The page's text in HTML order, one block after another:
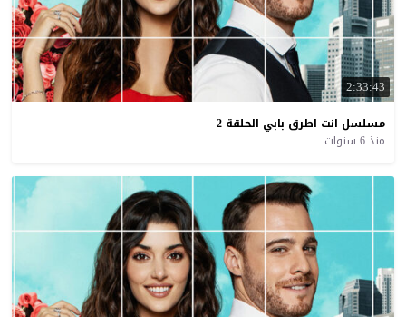
2:33:43
مسلسل انت اطرق بابي الحلقة 2
منذ 6 سنوات